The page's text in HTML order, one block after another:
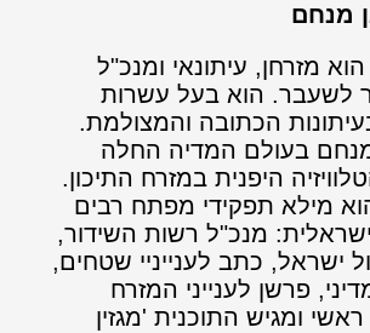
מנחם
הוא מזרחן, עיתונאי ומנכ"ל
לשעבר. הוא בעל עשרות
בעיתונות הכתובה והמצולמת.
בעולם המדיה החלה
היפנית במזרח התיכון.
מילא תפקידי מפתח רבים
מנכ"ל רשות השידור,
ישראל, כתב לענייניי שטחים,
פרשן לענייני המזרח
ראשי ומגיש התוכנית 'מגזין